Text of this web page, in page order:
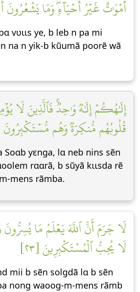
أَمۡوَٰتٌ غَيۡرُ أَحۡيَآءٖۖ وَمَا يَشۡعُرُونَ
vʋɩɩs ye, b leb n pa mi
na n yik-b kũumã poorẽ wã
إِلَٰهُكُمۡ إِلَٰهٞ وَٰحِدٞۚ فَٱلَّذِينَ لَا
قُلُوبُهُم مُّنكِرَةٞ وَهُم مُّسۡتَكۡبِرُونَ
Soɑb yεnga, lɑ neb nins sẽn
rɑɑrã, b sũyã kɩɩsda rẽ
mens rãmba.
لَا جَرَمَ أَنَّ ٱللَّهَ يَعۡلَمُ مَا يُسِرُّونَ
لَا يُحِبُّ ٱلۡمُسۡتَكۡبِرِينَ [٢٣]
mii b sẽn solgdã lɑ b sẽn
nong waoog-m-mens rãmb